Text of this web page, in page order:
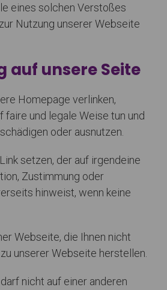
eines solchen Verstoßes
Nutzung unserer Webseite
auf unsere Seite
Homepage verlinken,
faire und legale Weise tun und
oder ausnutzen.
setzen, der auf irgendeine
Zustimmung oder
hinweist, wenn keine
Webseite, die Ihnen nicht
unserer Webseite herstellen.
nicht auf einer anderen